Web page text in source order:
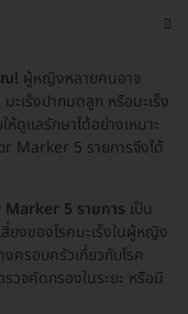
ณ! ผู้หญิงหลายคนอาจ
ะเร็งปากมดลูก หรือมะเร็ง
ดูแลรักษาได้อย่างเหมาะ
Marker 5 รายการจึงได้
5 รายการ เป็น
ยงของโรคมะเร็งในผู้หญิง
ครอบครัวเกี่ยวกับโรค
รวจคัดกรองในระยะ หรือมี